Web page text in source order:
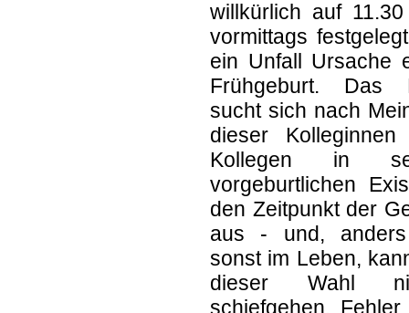
willkürlich auf
vormittags
ein Unfall Ursache
Frühgeburt. Das
sucht sich nach
dieser Kolleginnen
Kollegen in
vorgeburtlichen
den Zeitpunkt der
aus - und,
sonst im Leben,
dieser Wahl
schiefgehen, Fehler